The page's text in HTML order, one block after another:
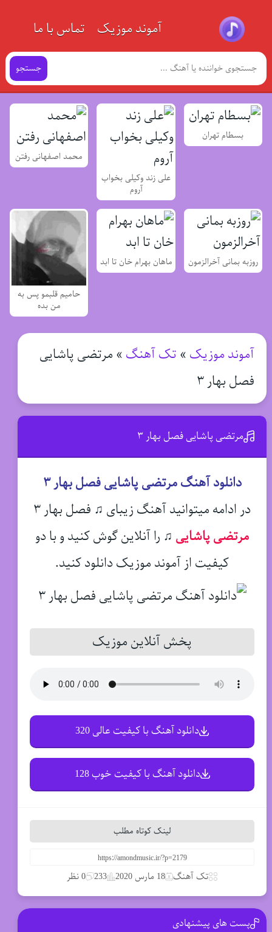
آموند موزیک تماس با ما
جستجو
بسطام تهران
علی زند وکیلی بخواب
آروم
محمد اصفهانی رفتن
روزبه بمانی آخرالزمون ماهان بهرام خان تا ابد
حامیم قلبمو پس به
من بده
آموند موزیک » تک آهنگ » مرتضی پاشایی
فصل بهار ۳
مرتضی پاشایی فصل بهار ۳
دانلود آهنگ مرتضی پاشایی فصل بهار ۳
در ادامه میتوانید آهنگ زیبای ♫ فصل بهار ۳
مرتضی پاشایی ♫ را آنلاین گوش کنید و با دو
کیفیت از آموند موزیک دانلود کنید.
پخش آنلاین موزیک
دانلود آهنگ با کیفیت عالی 320
دانلود آهنگ با کیفیت خوب 128
لینک کوتاه مطلب
تک آهنگ 18 مارس 2020 233 0 نظر
پست های پیشنهادی